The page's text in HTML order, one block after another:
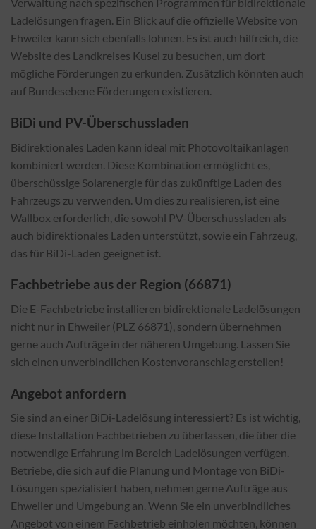
Ladelösungen fragen. Ein Blick auf die offizielle Website von
Ehweiler kann sich ebenfalls lohnen. Es ist auch hilfreich, die
Website des Landkreises Kusel zu besuchen, um dort
mögliche Förderungen zu erkunden. Zusätzlich könnten auch
auf Bundesebene Förderungen existieren.
BiDi und PV-Überschussladen
Bidirektionales Laden kann ideal mit Photovoltaikanlagen
kombiniert werden. Diese Kombination ermöglicht es,
überschüssige Solarenergie für das zukünftige Laden des
Fahrzeugs zu verwenden. Um dies zu realisieren, ist eine
Wallbox erforderlich, die sowohl PV-Überschussladen als
auch bidirektionales Laden unterstützt, sowie ein Fahrzeug,
das für BiDi-Laden geeignet ist.
Fachbetriebe aus der Region (66871)
Die E-Fachbetriebe installieren bidirektionale Ladelösungen
nicht nur in Ehweiler (PLZ 66871), sondern übernehmen
gerne auch Aufträge in der näheren Umgebung. Lassen Sie
sich einen unverbindlichen Kostenvoranschlag erstellen!
Angebot anfordern
Sie sind an einer BiDi-Ladelösung interessiert? Es ist wichtig,
diese Installation Fachbetrieben zu überlassen, die über die
notwendige Erfahrung im Bereich Ladelösungen verfügen.
Betriebe, die sich auf die Planung und Montage von BiDi-
Lösungen spezialisiert haben, nehmen gerne Aufträge aus
Ehweiler und Umgebung an. Wenn Sie ein unverbindliches
Angebot von einem Fachbetrieb einholen möchten, können